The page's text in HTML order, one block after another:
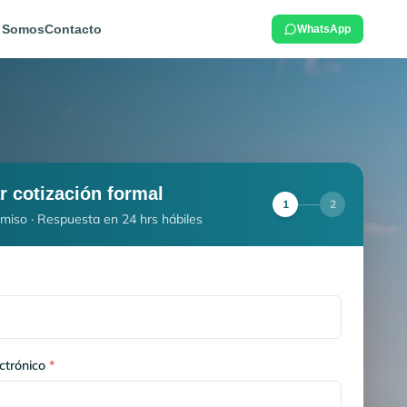
Contacto WhatsApp
cotización formal
· Respuesta en 24 hrs hábiles
1 2
*